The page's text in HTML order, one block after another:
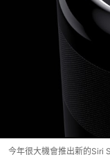
今年很大機會推出新的Siri